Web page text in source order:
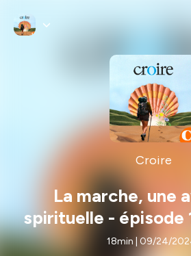
Croire
La marche, une
spirituelle - épisode
18min | 09/24/